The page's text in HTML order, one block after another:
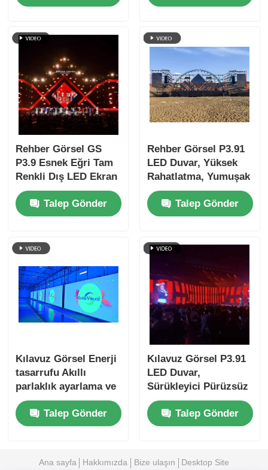
Rehber Görsel GS
P3.9 Esnek Eğri Tam
Renkli Dış LED Ekran
Ekranı IP65 Derecesi
Talep Gönder
Rehber Görsel P3.91
LED Duvar, Yüksek
Rahatlatma, Yumuşak
Görseller, Aşırı
Sıcakta bile
Performans, Sahne
Talep Gönder
Kılavuz Görsel Enerji
tasarrufu Akıllı
parlaklık ayarlama ve
tüketimi ile LED
Video Duvar Ekranı
Talep Gönder
Kılavuz Görsel P3.91
LED Duvar,
Sürükleyici Pürüzsüz
Görseller, Yüksek
Yenileme, Su
Geçirmez, Sahne
Talep Gönder
Ana sayfa Hakkımızda Bize ulaşın
Desktop Site